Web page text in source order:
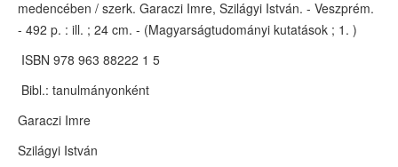
medencében / szerk. Garaczi Imre, Szilágyi István. - Veszprém.
- 492 p. : ill. ; 24 cm. - (Magyarságtudományi kutatások ; 1. )
ISBN 978 963 88222 1 5
Bibl.: tanulmányonként
Garaczi Imre
Szilágyi István